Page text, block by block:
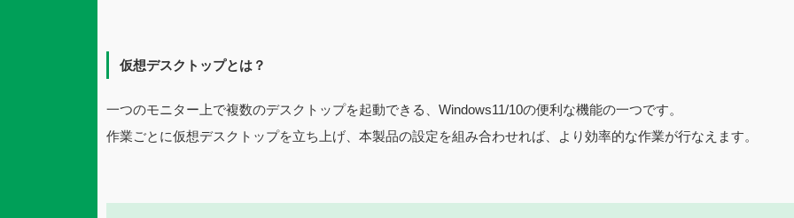
仮想デスクトップとは？
一つのモニター上で複数のデスクトップを起動できる、Windows11/10の便利な機能の一つです。
作業ごとに仮想デスクトップを立ち上げ、本製品の設定を組み合わせれば、より効率的な作業が行なえます。